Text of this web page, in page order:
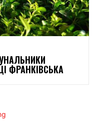
ФРАНКІВСЬКА